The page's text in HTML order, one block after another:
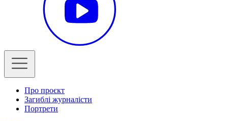
Про проєкт
Загиблі журналісти
Портрети